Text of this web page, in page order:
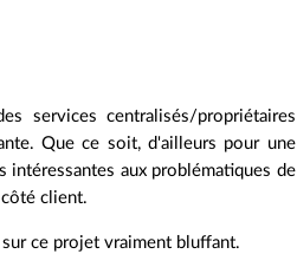
services centralisés/propriétaires
Que ce soit, d'ailleurs pour une
aux problématiques de
client.
ce projet vraiment bluffant.